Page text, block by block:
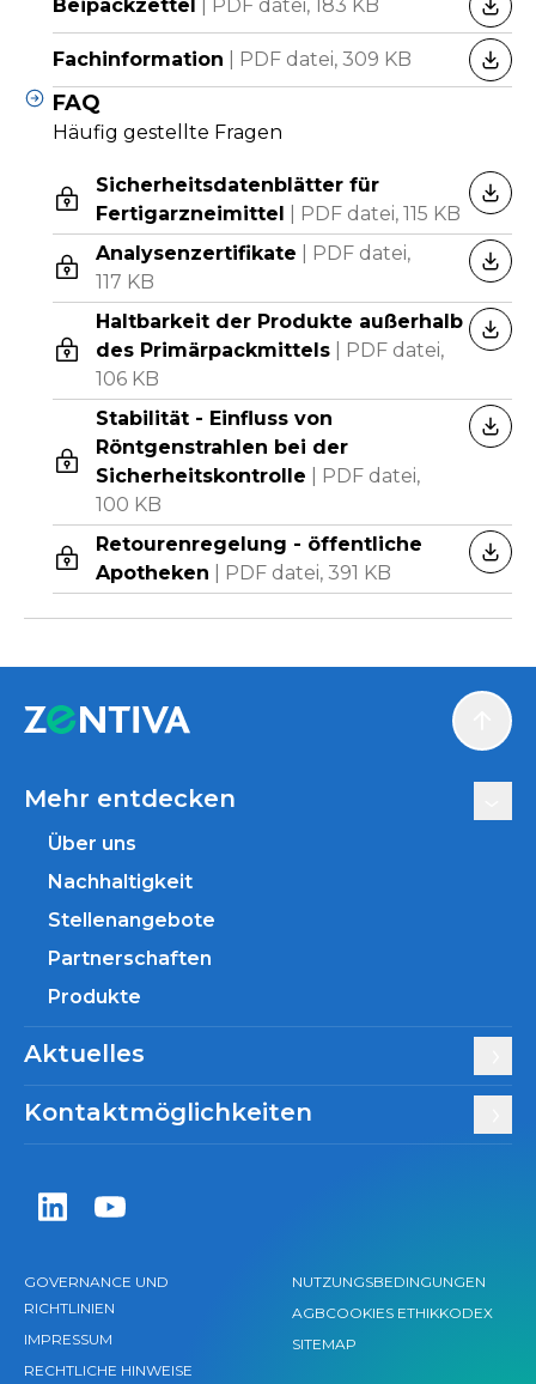
Beipackzettel PDF datei, 183 KB
Fachinformation PDF datei, 309 KB
FAQ
Häufig gestellte Fragen
Sicherheitsdatenblätter für
Fertigarzneimittel
PDF datei, 115 KB
Analysenzertifikate
PDF datei,
117 KB
Haltbarkeit der Produkte außerhalb
des Primärpackmittels
PDF datei,
106 KB
Stabilität - Einfluss von
Röntgenstrahlen bei der
Sicherheitskontrolle
PDF datei,
100 KB
Retourenregelung - öffentliche
Apotheken
PDF datei, 391 KB
Zentiva LinkedIn
Zentiva YouTube
Mehr entdecken
Über uns
Nachhaltigkeit
Stellenangebote
Partnerschaften
Produkte
Aktuelles
Kontaktmöglichkeiten
GOVERNANCE UND
RICHTLINIEN
IMPRESSUM
RECHTLICHE HINWEISE
NUTZUNGSBEDINGUNGEN
AGBCOOKIES ETHIKKODEX
SITEMAP